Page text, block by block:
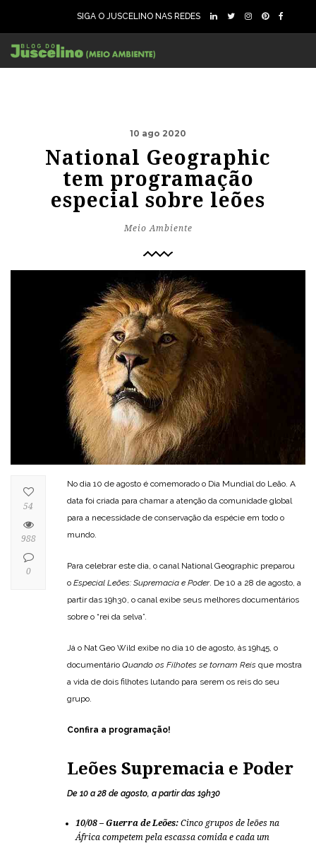
SIGA O JUSCELINO NAS REDES
10 ago 2020
National Geographic
tem programação
especial sobre leões
Meio Ambiente
No dia 10 de agosto é comemorado o Dia Mundial do Leão. A
data foi criada para chamar a atenção da comunidade global
para a necessidade de conservação da espécie em todo o
mundo.
Para celebrar este dia, o canal National Geographic preparou
o Especial Leões: Supremacia e Poder. De 10 a 28 de agosto, a
partir das 19h30, o canal exibe seus melhores documentários
sobre o “rei da selva”.
Já o Nat Geo Wild exibe no dia 10 de agosto, às 19h45, o
documentário Quando os Filhotes se tornam Reis que mostra
a vida de dois filhotes lutando para serem os reis do seu
grupo.
Confira a programação!
Leões Supremacia e Poder
De 10 a 28 de agosto, a partir das 19h30
10/08 – Guerra de Leões: Cinco grupos de leões na
África competem pela escassa comida e cada um
54
988
0